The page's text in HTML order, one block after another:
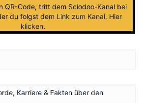
QR-Code, tritt dem Sciodoo-Kanal bei
du folgst dem Link zum Kanal. Hier
klicken.
Karriere & Fakten über den